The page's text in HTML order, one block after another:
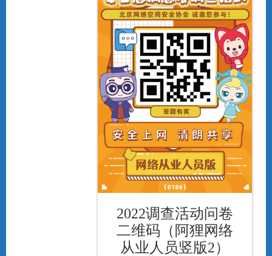
2022调查活动问卷
二维码（阿狸网络
从业人员竖版2）